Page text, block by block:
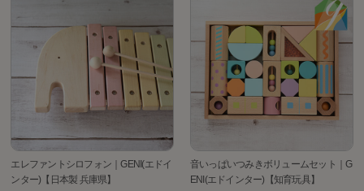
エレファントシロフォン｜GENI(エドイ
ンター)【日本製 兵庫県】
音いっぱいつみきボリュームセット｜G
ENI(エドインター)【知育玩具】